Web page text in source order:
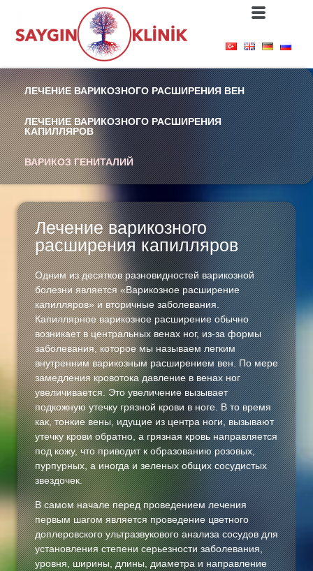
ЛЕЧЕНИЕ ВАРИКОЗНОГО РАСШИРЕНИЯ ВЕН
ЛЕЧЕНИЕ ВАРИКОЗНОГО РАСШИРЕНИЯ
КАПИЛЛЯРОВ
ВАРИКОЗ ГЕНИТАЛИЙ
Лечение варикозного
расширения капилляров
Одним из десятков разновидностей варикозной
болезни является «Варикозное расширение
капилляров» и вторичные заболевания.
Капиллярное варикозное расширение обычно
возникает в центральных венах ног, из-за формы
заболевания, которое мы называем легким
внутренним варикозным расширением вен. По мере
замедления кровотока давление в венах ног
увеличивается. Это увеличение вызывает
подкожную утечку грязной крови в ноге. В то время
как, тонкие вены, идущие из центра ноги, вызывают
утечку крови обратно, а грязная кровь направляется
под кожу, что приводит к образованию розовых,
пурпурных, а иногда и зеленых общих сосудистых
звездочек.
В самом начале перед проведением лечения
первым шагом является проведение цветного
доплеровского ультразвукового анализа сосудов для
установления степени серьезности заболевания,
уровня, ширины, длины, диаметра и направление